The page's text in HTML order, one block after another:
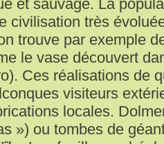
et sauvage. La
civilisation très
trouve par exemple
le vase découvert
Ces réalisations de
visiteurs
locales.
») ou tombes de